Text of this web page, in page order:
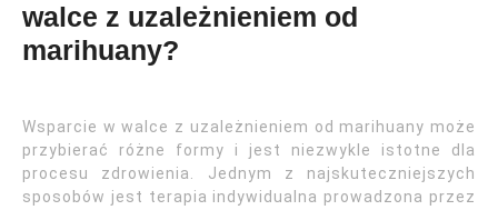
walce z uzależnieniem od
marihuany?
Wsparcie w walce z uzależnieniem od marihuany może
przybierać różne formy i jest niezwykle istotne dla
procesu zdrowienia. Jednym z najskuteczniejszych
sposobów jest terapia indywidualna prowadzona przez